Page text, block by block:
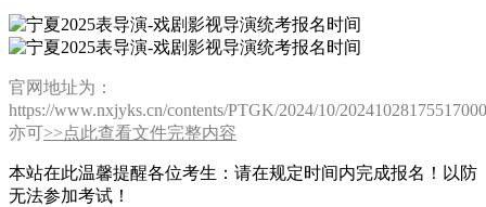
官网地址为：
https://www.nxjyks.cn/contents/PTGK/2024/10/
亦可>>点此查看文件完整内容
本站在此温馨提醒各位考生：请在规定时间内完成报名！以防
无法参加考试！